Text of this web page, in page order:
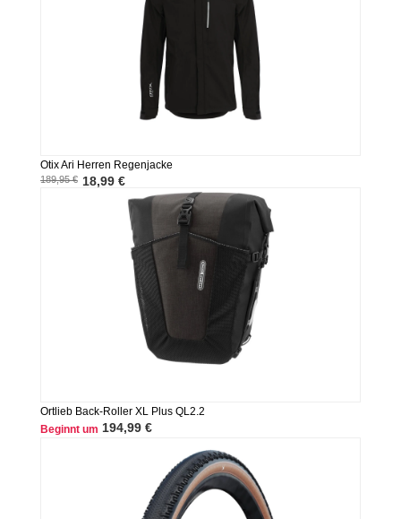
Otix Ari Herren Regenjacke
189,95 € 18,99 €
Ortlieb Back-Roller XL Plus QL2.2
Beginnt um 194,99 €